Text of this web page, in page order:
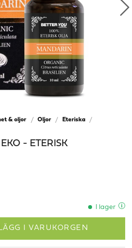
& oljor Oljor
Eteriska
- ETERISK
I lager
I VARUKORGEN